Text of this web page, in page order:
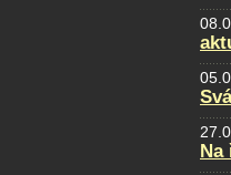
Na